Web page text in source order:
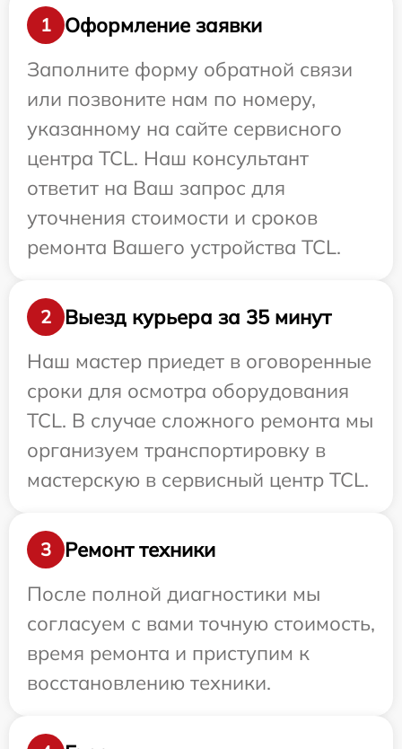
1
Оформление заявки
Заполните форму обратной связи
или позвоните нам по номеру,
указанному на сайте сервисного
центра TCL. Наш консультант
ответит на Ваш запрос для
уточнения стоимости и сроков
ремонта Вашего устройства TCL.
2
Выезд курьера за 35 минут
Наш мастер приедет в оговоренные
сроки для осмотра оборудования
TCL. В случае сложного ремонта мы
организуем транспортировку в
мастерскую в сервисный центр TCL.
3
Ремонт техники
После полной диагностики мы
согласуем с вами точную стоимость,
время ремонта и приступим к
восстановлению техники.